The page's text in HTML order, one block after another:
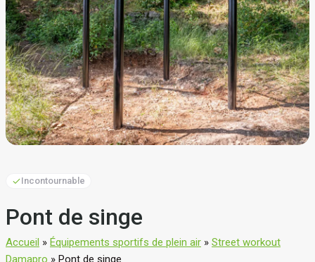
Incontournable
Pont de singe
Accueil » Équipements sportifs de plein air » Street workout
Damapro » Pont de singe